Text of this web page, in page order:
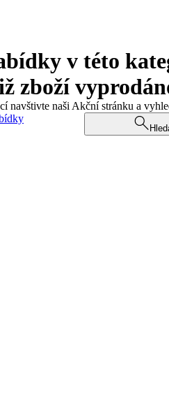
v této
zboží
navštivte naši Akční stránku a